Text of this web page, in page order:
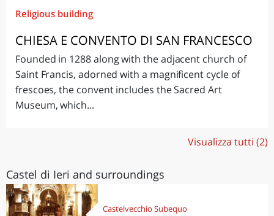
Religious building
CHIESA E CONVENTO DI SAN FRANCESCO
Founded in 1288 along with the adjacent church of
Saint Francis, adorned with a magnificent cycle of
frescoes, the convent includes the Sacred Art
Museum, which...
Visualizza tutti (2)
Castel di Ieri and surroundings
Castelvecchio Subequo